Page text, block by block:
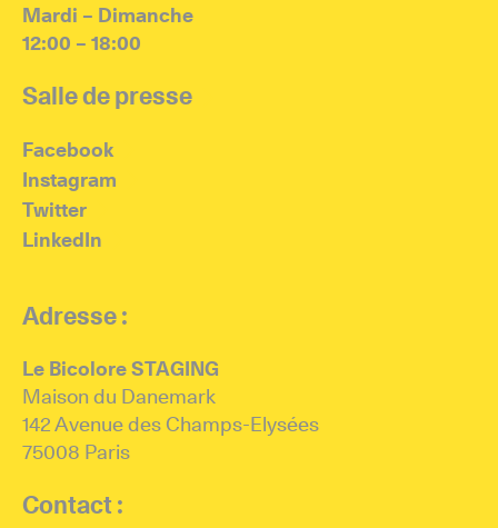
Mardi – Dimanche
12:00 – 18:00
Salle de presse
Facebook
Instagram
Twitter
LinkedIn
Adresse :
Le Bicolore STAGING
Maison du Danemark
142 Avenue des Champs-Elysées
75008 Paris
Contact :